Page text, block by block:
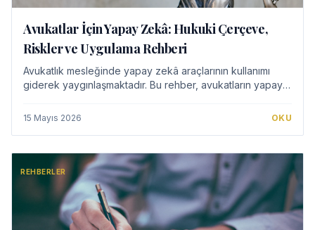
Avukatlar İçin Yapay Zekâ: Hukuki Çerçeve,
Riskler ve Uygulama Rehberi
Avukatlık mesleğinde yapay zekâ araçlarının kullanımı
giderek yaygınlaşmaktadır. Bu rehber, avukatların yapay
çerçeveyi, riskleri ve etik yükümlülükleri e…
15 Mayıs 2026 OKU
REHBERLER